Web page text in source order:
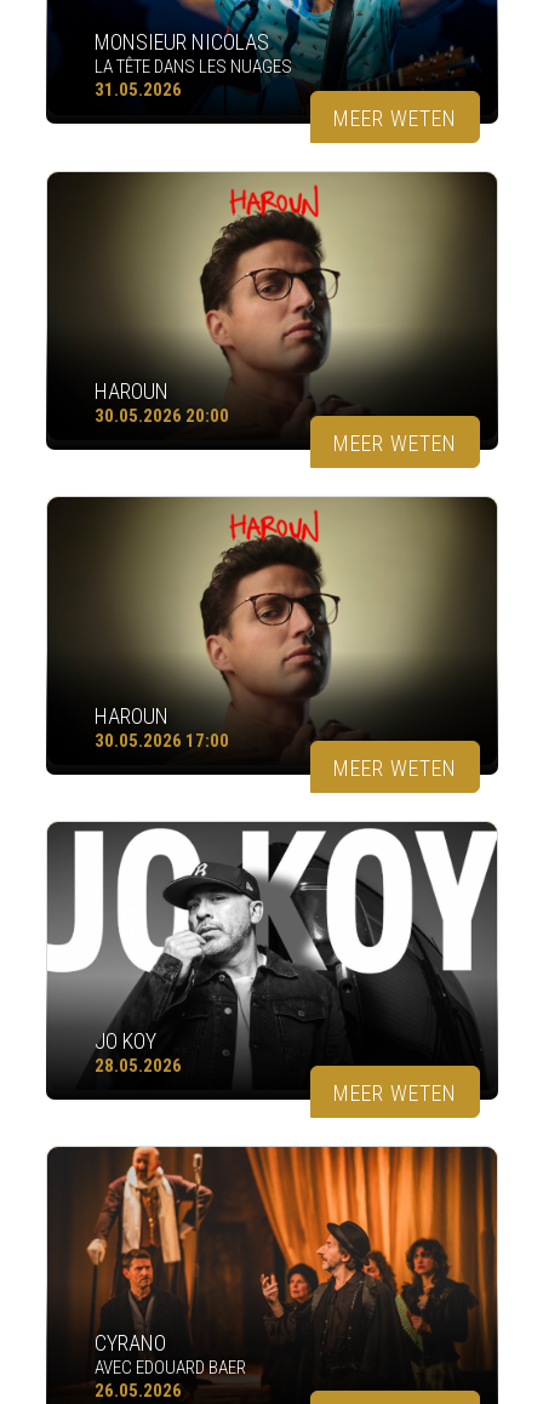
MONSIEUR NICOLAS
LA TÊTE DANS LES NUAGES
31.05.2026
MEER WETEN
HAROUN
30.05.2026 20:00
MEER WETEN
HAROUN
30.05.2026 17:00
MEER WETEN
JO KOY
28.05.2026
MEER WETEN
CYRANO
AVEC EDOUARD BAER
26.05.2026